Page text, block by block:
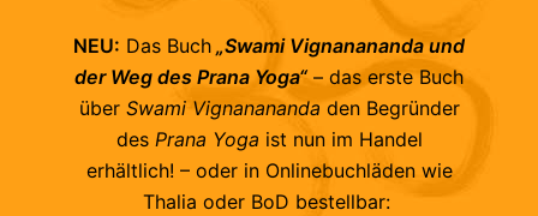
NEU: Das Buch „Swami Vignanananda und
der Weg des Prana Yoga“ – das erste Buch
über Swami Vignanananda den Begründer
des Prana Yoga ist nun im Handel
erhältlich! – oder in Onlinebuchläden wie
Thalia oder BoD bestellbar: